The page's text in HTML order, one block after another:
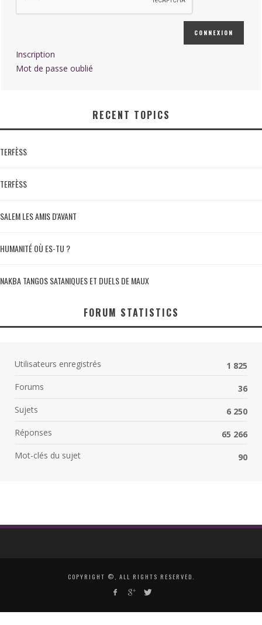
CONNEXION
Inscription
Mot de passe oublié
RECENT TOPICS
TERFÈSS
TERFÈSS
SALEM LES AMIS D'AVANT
HUMANITÉ OÙ ES-TU ?
NAKBA TANGOS SATANIQUES ET DUELS DE MAUX
FORUM STATISTICS
Utilisateurs enregistrés
1 825
Forums
36
Sujets
6 250
Réponses
65 266
Mot-clés du sujet
90
COPYRIGHT ©, ALL RIGHTS RESERVED.